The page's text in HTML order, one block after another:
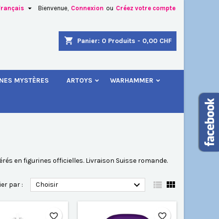
Bienvenue, Connexion ou Créez votre compte

shopping_cart Panier: 0 Produits - 0,00 CHF
MYSTÈRES ARTOYS WARHAMMER
en figurines officielles. Livraison Suisse romande.
par : Choisir   
favorite_border favorite_border